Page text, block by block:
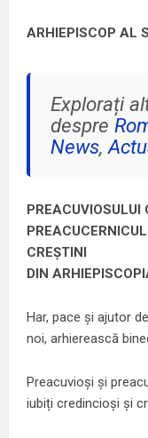
ARHIEPISCOP AL
Explorați
despre
News,
CREȘTINI
DIN
Har, pace și ajutor
noi, arhierească
Preacuvioși și
iubiți credincioși și